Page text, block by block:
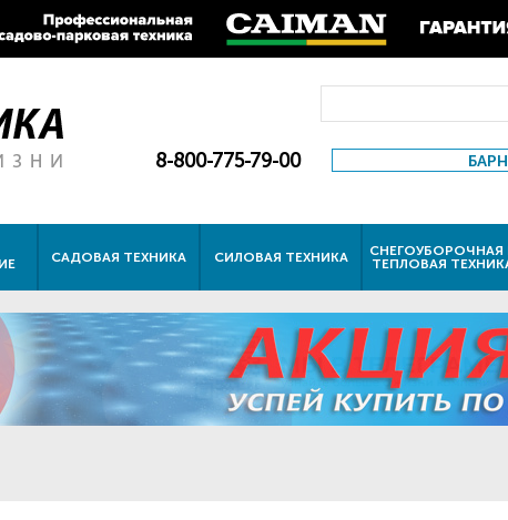
8-800-775-79-00
САДОВАЯ ТЕХНИКА СИЛОВАЯ ТЕХНИКА
СНЕГОУБОРОЧНАЯ
ТЕПЛОВАЯ